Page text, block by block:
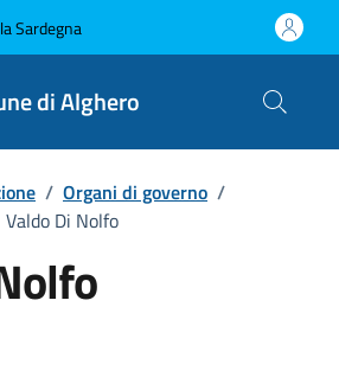
Sardegna
di Alghero
/ Organi di governo /
Valdo Di Nolfo
persona